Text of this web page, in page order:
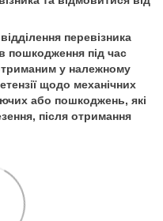
перевізника
пошкодження під час
у належному
щодо механічних
або пошкоджень, які
після отримання